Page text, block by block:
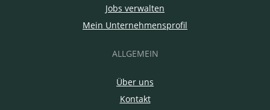
Jobs verwalten
Mein Unternehmensprofil
ALLGEMEIN
Über uns
Kontakt